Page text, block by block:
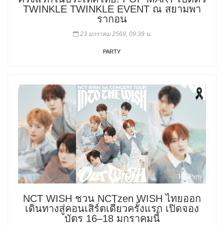
TWINKLE TWINKLE EVENT ณ สยามพา
รากอน
23 มกราคม 2569, 09:39 น.
PARTY
NCT WISH ชวน NCTzen WISH ไทยออก
เดินทางสู่คอนเสิร์ตเดี่ยวครั้งแรก เปิดจอง
บัตร 16–18 มกราคมนี้